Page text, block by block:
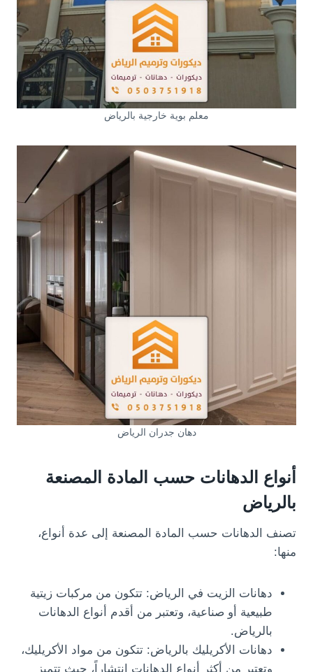
معلم بوية خارجية بالرياض
دهان جدران الرياض
أنواع الدهانات حسب المادة المصنعة
بالرياض
تصنف الدهانات حسب المادة المصنعة إلى عدة أنواع،
منها:
دهانات الزيت في الرياض: تتكون من مركبات زيتية
طبيعية أو صناعية، وتعتبر من أقدم أنواع الدهانات
بالرياض.
دهانات الأكريليك بالرياض: تتكون من مواد الأكريليك،
وتعتبر من أكثر أنواع الدهانات انتشاراً، حيث تتميز